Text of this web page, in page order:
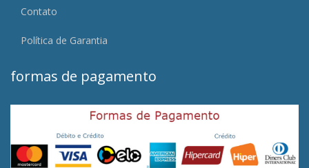
Contato
Política de Garantia
formas de pagamento